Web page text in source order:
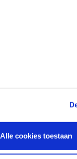
Alle cookies toestaan
MotoPort